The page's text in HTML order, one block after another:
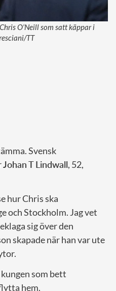
O’Neill som satt käppar i
TT
Svensk
Johan T Lindwall, 52,
hur Chris ska
och Stockholm. Jag vet
sig över den
skapade när han var ute
som bett
hem.